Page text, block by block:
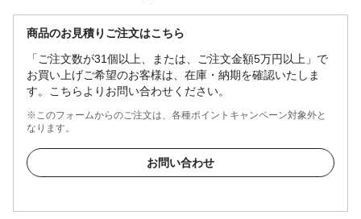
商品のお見積りご注文はこちら
「ご注文数が31個以上、または、ご注文金額5万円以上」で
お買い上げご希望のお客様は、在庫・納期を確認いたしま
す。こちらよりお問い合わせください。
※このフォームからのご注文は、各種ポイントキャンペーン対象外と
なります。
お問い合わせ